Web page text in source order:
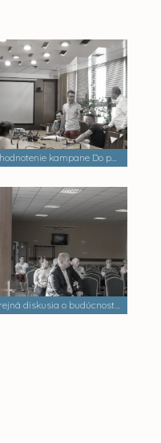
Vyhodnotenie kampane Do práce na bicykli
Verejná diskusia o budúcnosti mestských častí